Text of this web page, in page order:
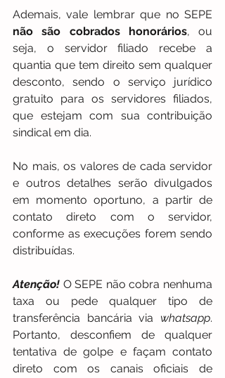
não são cobrados honorários, ou
seja, o servidor filiado recebe a
quantia que tem direito sem qualquer
desconto, sendo o serviço jurídico
gratuito para os servidores filiados,
que estejam com sua contribuição
sindical em dia.
No mais, os valores de cada servidor
e outros detalhes serão divulgados
em momento oportuno, a partir de
contato direto com o servidor,
conforme as execuções forem sendo
distribuídas.
Atenção! O SEPE não cobra nenhuma
taxa ou pede qualquer tipo de
transferência bancária via whatsapp.
Portanto, desconfiem de qualquer
tentativa de golpe e façam contato
direto com os canais oficiais de